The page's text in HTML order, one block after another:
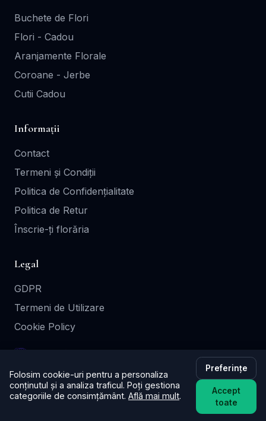
Buchete de Flori
Flori - Cadou
Aranjamente Florale
Coroane - Jerbe
Cutii Cadou
Informații
Contact
Termeni și Condiții
Politica de Confidențialitate
Politica de Retur
Înscrie-ți florăria
Legal
GDPR
Termeni de Utilizare
Cookie Policy
site realizat și găzduit de wsgratis.ro
Folosim cookie-uri pentru a personaliza
conținutul și a analiza traficul. Poți gestiona
categoriile de consimțământ. Află mai mult.
Preferințe
Accept
toate